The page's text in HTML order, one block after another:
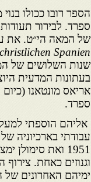
הספר רובו ככולו
ספרד. לבירור
של המאה הי״ט. את
christlichen Spanien
שנות השלושים של
בעתונות המדעית
אריאס מונטאנו
ספרד.
אליהם הוספתי
עבודתי בארכיוניה
1951 ואת
וגנוזים כאחת.
ימיהם האחרונים